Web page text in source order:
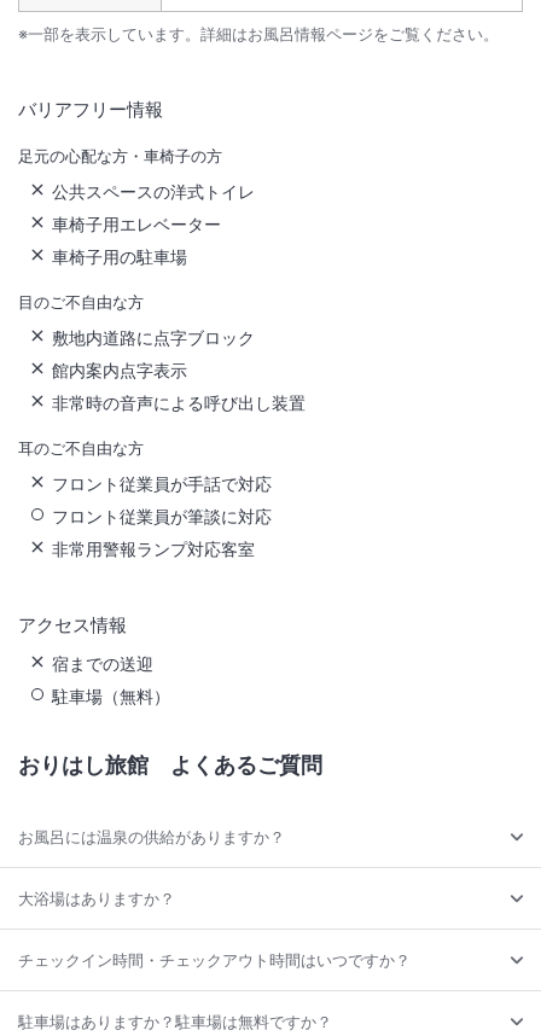
※一部を表示しています。詳細はお風呂情報ページをご覧ください。
バリアフリー情報
足元の心配な方・車椅子の方
公共スペースの洋式トイレ
車椅子用エレベーター
車椅子用の駐車場
目のご不自由な方
敷地内道路に点字ブロック
館内案内点字表示
非常時の音声による呼び出し装置
耳のご不自由な方
フロント従業員が手話で対応
フロント従業員が筆談に対応
非常用警報ランプ対応客室
アクセス情報
宿までの送迎
駐車場（無料）
おりはし旅館 よくあるご質問
お風呂には温泉の供給がありますか？
大浴場はありますか？
チェックイン時間・チェックアウト時間はいつですか？
駐車場はありますか？駐車場は無料ですか？